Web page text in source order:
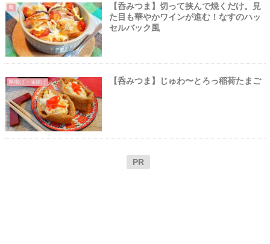
肴
【呑みつま】切って挟んで焼くだけ。見
た目も華やかワインが進む！なすのハッ
セルバック風
厚揚げ・油揚げ 【呑みつま】じゅわ〜とろっ稲荷たまご
PR